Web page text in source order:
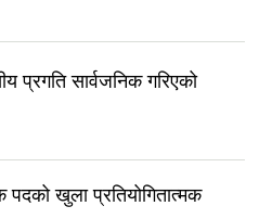
प्रगति सार्वजनिक गरिएको
पदको खुला प्रतियोगितात्मक